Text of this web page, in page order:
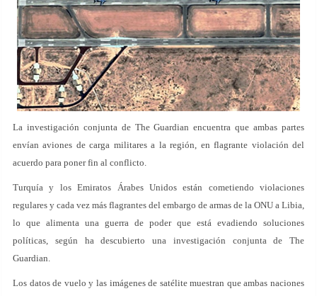
La investigación conjunta de The Guardian encuentra que ambas partes
envían aviones de carga militares a la región, en flagrante violación del
acuerdo para poner fin al conflicto.
Turquía y los Emiratos Árabes Unidos están cometiendo violaciones
regulares y cada vez más flagrantes del embargo de armas de la ONU a Libia,
lo que alimenta una guerra de poder que está evadiendo soluciones
políticas, según ha descubierto una investigación conjunta de The
Guardian.
Los datos de vuelo y las imágenes de satélite muestran que ambas naciones